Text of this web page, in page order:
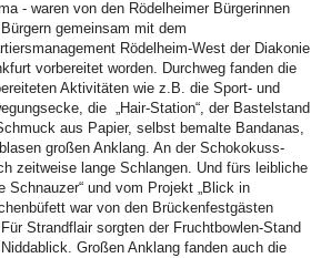
- waren von den Rödelheimer Bürgerinnen
gemeinsam mit dem
Rödelheim-West der Diakonie
vorbereitet worden. Durchweg fanden die
Aktivitäten wie z.B. die Sport- und
die „Hair-Station“, der Bastelstand
aus Papier, selbst bemalte Bandanas,
großen Anklang. An der Schokokuss-
zeitweise lange Schlangen. Und fürs leibliche
Schnauzer“ und vom Projekt „Blick in
war von den Brückenfestgästen
Strandflair sorgten der Fruchtbowlen-Stand
Großen Anklang fanden auch die